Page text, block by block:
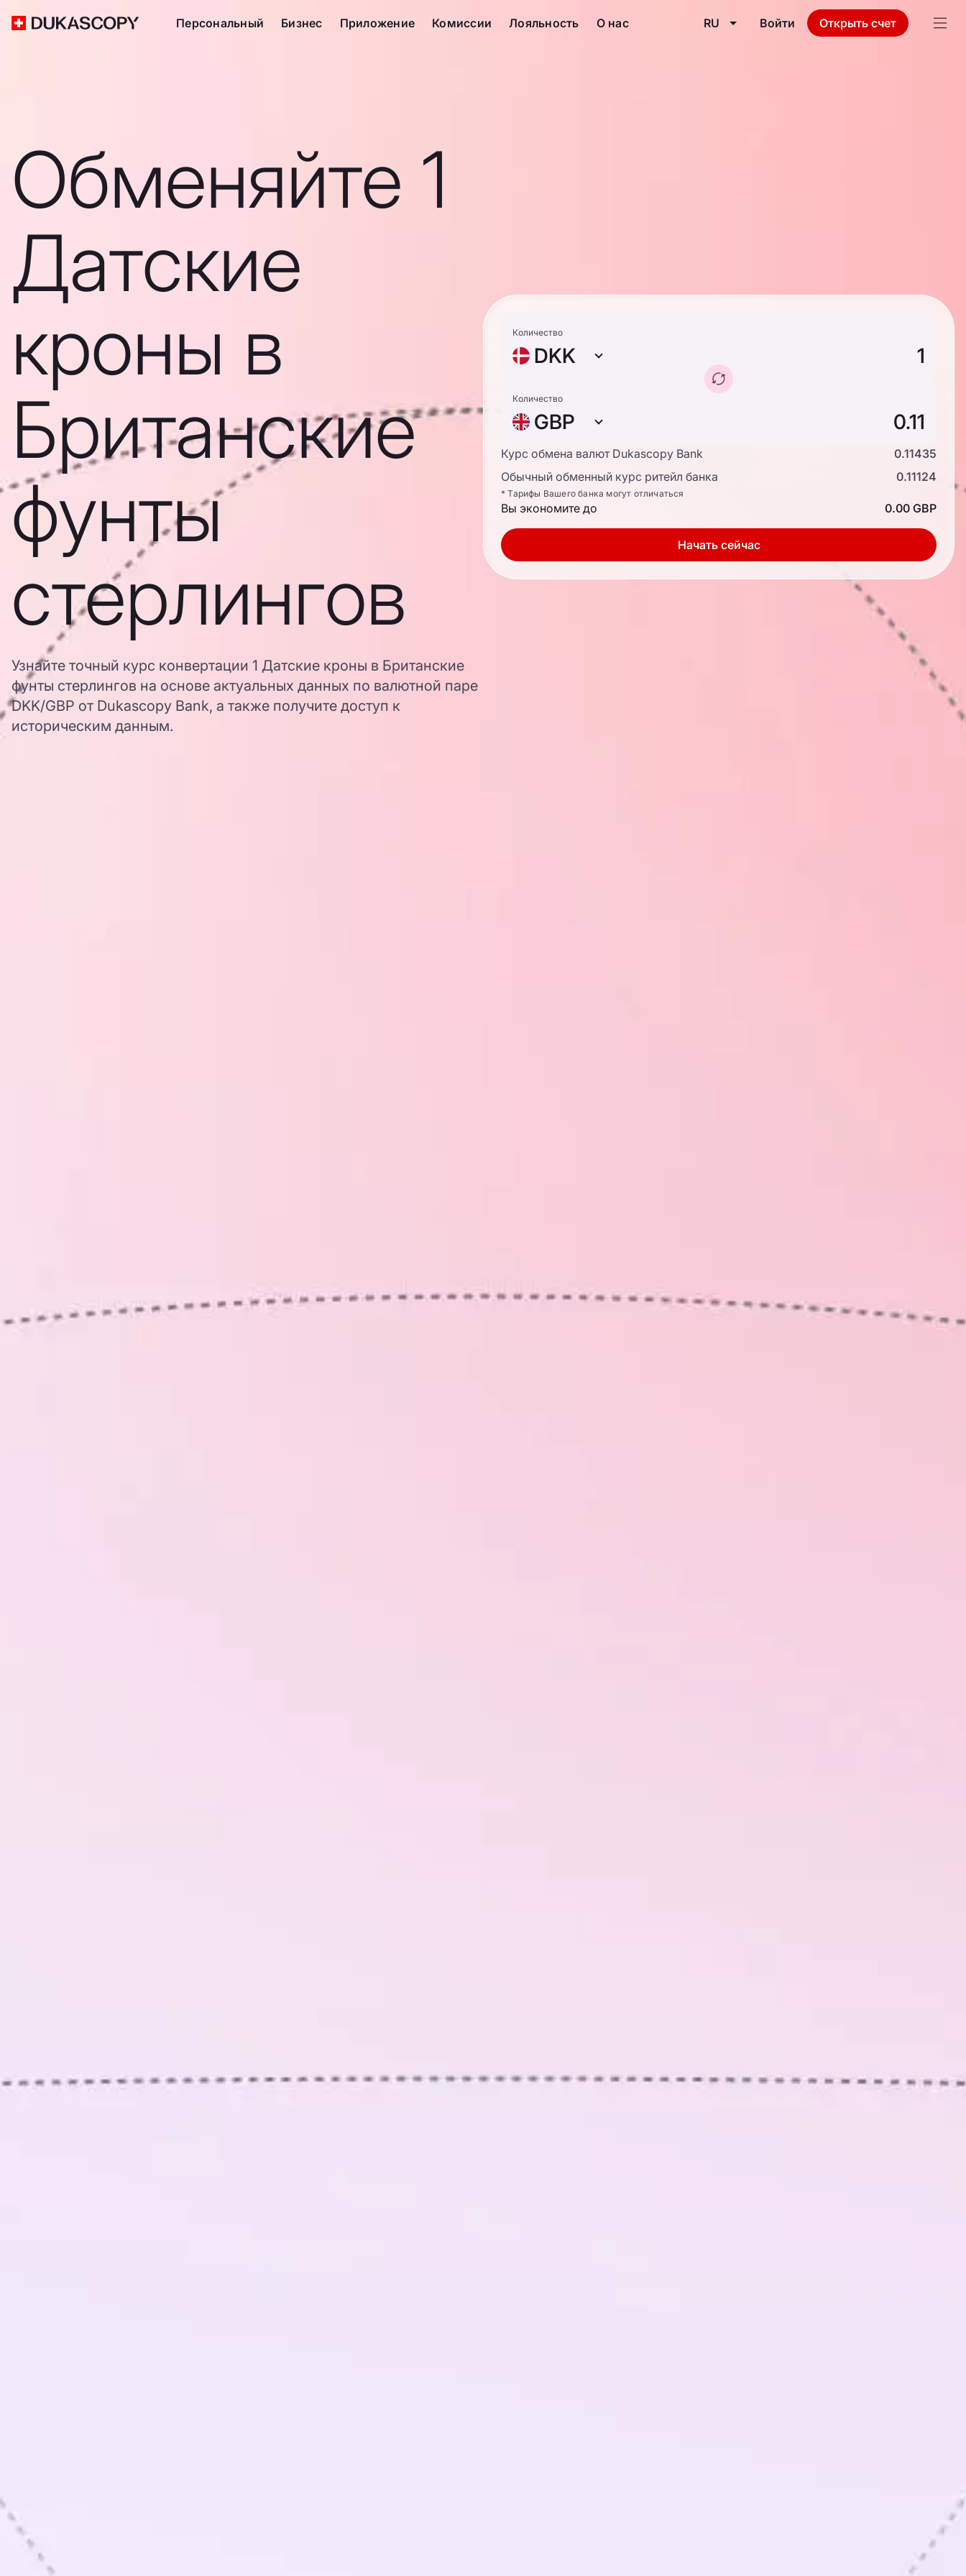
Персональный Бизнес Приложение Комиссии Лояльность О нас RU Войти Открыть счет
Обменяйте 1
Датские
кроны в
Британские
фунты
стерлингов
Узнайте точный курс конвертации 1 Датские кроны в Британские
фунты стерлингов на основе актуальных данных по валютной паре
DKK/GBP от Dukascopy Bank, а также получите доступ к
историческим данным.
Количество
DKK
Количество
GBP
Курс обмена валют Dukascopy Bank
0.11435
Обычный обменный курс ритейл банка
0.11124
* Тарифы Вашего банка могут отличаться
Вы экономите до 0.00 GBP
Начать сейчас